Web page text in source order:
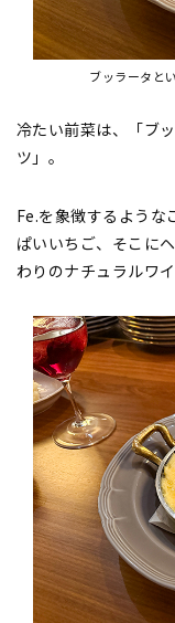
ブッラータと
冷たい前菜は、「ブ
ツ」。
Fe.を象徴するような
ぱいいちご、そこに
わりのナチュラルワ